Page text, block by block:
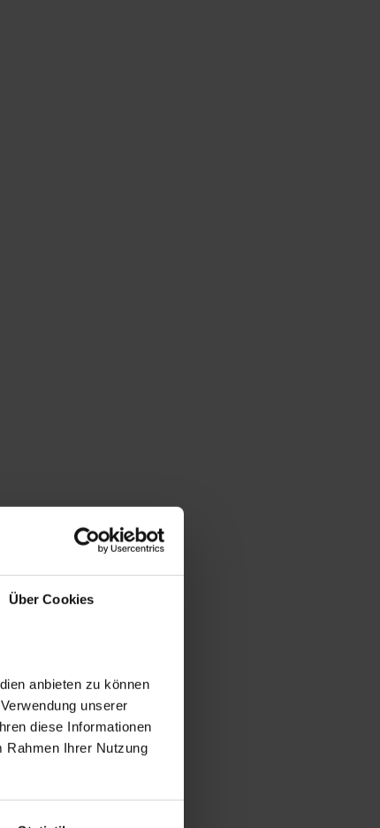
Über Cookies
anbieten zu können
unserer
diese Informationen
Rahmen Ihrer Nutzung